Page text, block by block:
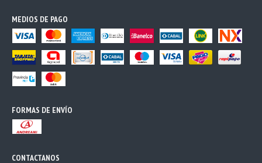
MEDIOS DE PAGO
FORMAS DE ENVÍO
CONTACTANOS